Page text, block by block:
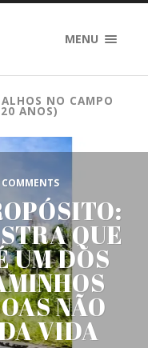
MENU
NO CAMPO
ANOS)
COMMENTS
QUE
UM DOS
NÃO
VIDA